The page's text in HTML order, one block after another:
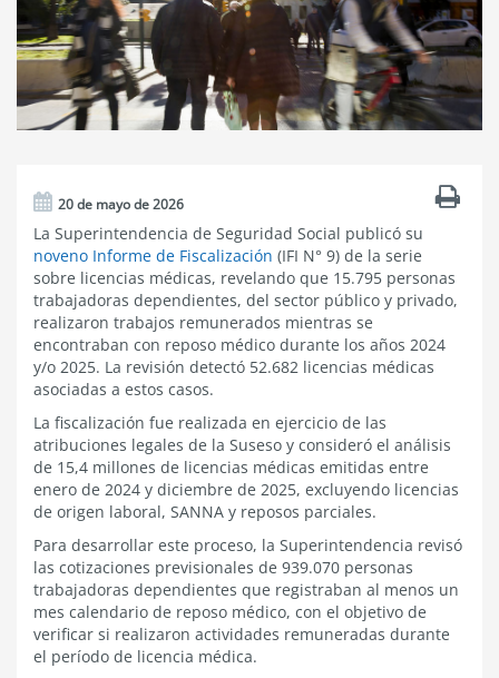
20 de mayo de 2026
La Superintendencia de Seguridad Social publicó su
noveno Informe de Fiscalización (IFI N° 9) de la serie
sobre licencias médicas, revelando que 15.795 personas
trabajadoras dependientes, del sector público y privado,
realizaron trabajos remunerados mientras se
encontraban con reposo médico durante los años 2024
y/o 2025. La revisión detectó 52.682 licencias médicas
asociadas a estos casos.
La fiscalización fue realizada en ejercicio de las
atribuciones legales de la Suseso y consideró el análisis
de 15,4 millones de licencias médicas emitidas entre
enero de 2024 y diciembre de 2025, excluyendo licencias
de origen laboral, SANNA y reposos parciales.
Para desarrollar este proceso, la Superintendencia revisó
las cotizaciones previsionales de 939.070 personas
trabajadoras dependientes que registraban al menos un
mes calendario de reposo médico, con el objetivo de
verificar si realizaron actividades remuneradas durante
el período de licencia médica.